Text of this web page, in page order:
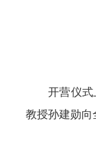
开营仪式上
教授孙建勋向